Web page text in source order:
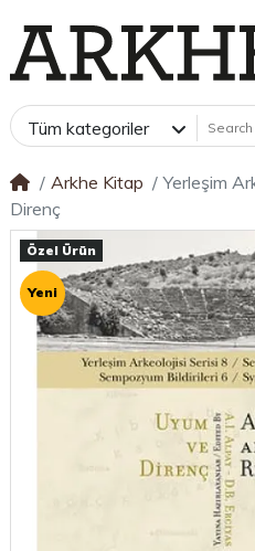
Tüm kategoriler
Arkhe Kitap
Yerleşim
Direnç
Özel Ürün
Yeni